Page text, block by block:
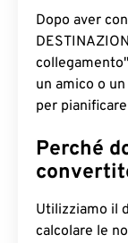
Dopo aver
un amico o
per
Perché
Utilizziamo il
calcolare le